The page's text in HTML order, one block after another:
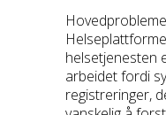
helsetjenesten
arbeidet fordi
registreringer,